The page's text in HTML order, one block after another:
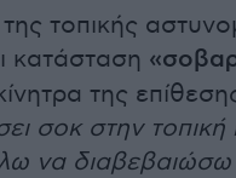
τοπικής
κατάσταση
της
σοκ στην
να διαβεβαιώσω